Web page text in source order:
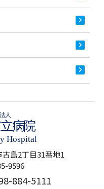
島2丁目31番地1
9596
884-5111